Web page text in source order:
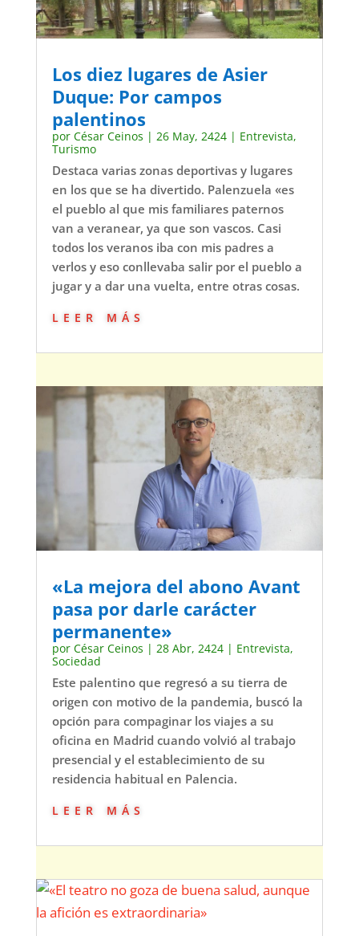
Los diez lugares de Asier
Duque: Por campos
palentinos
por César Ceinos | 26 May, 2424| Entrevista,
Turismo
Destaca varias zonas deportivas y lugares
en los que se ha divertido. Palenzuela «es
el pueblo al que mis familiares paternos
van a veranear, ya que son vascos. Casi
todos los veranos iba con mis padres a
verlos y eso conllevaba salir por el pueblo a
jugar y a dar una vuelta, entre otras cosas.
leer más
«La mejora del abono Avant
pasa por darle carácter
permanente»
por César Ceinos | 28 Abr, 2424| Entrevista,
Sociedad
Este palentino que regresó a su tierra de
origen con motivo de la pandemia, buscó la
opción para compaginar los viajes a su
oficina en Madrid cuando volvió al trabajo
presencial y el establecimiento de su
residencia habitual en Palencia.
leer más